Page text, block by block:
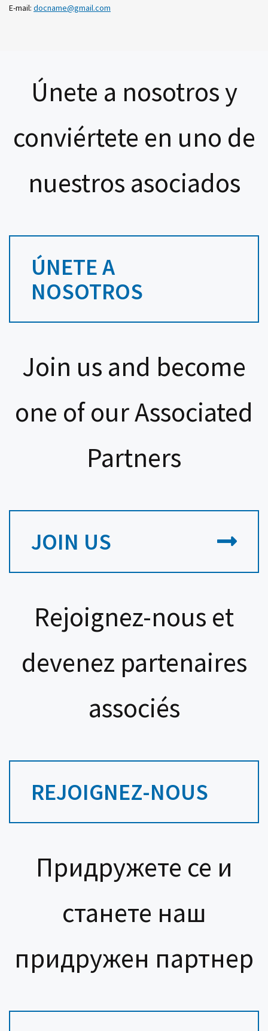
E-mail: docname@gmail.com
Únete a nosotros y
conviértete en uno de
nuestros asociados
ÚNETE A
NOSOTROS
Join us and become
one of our Associated
Partners
JOIN US
Rejoignez-nous et
devenez partenaires
associés
REJOIGNEZ-NOUS
Придружете се и
станете наш
придружен партнер